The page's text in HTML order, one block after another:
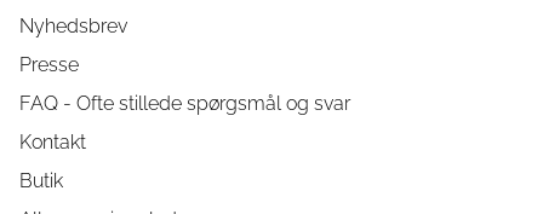
Nyhedsbrev
Presse
FAQ - Ofte stillede spørgsmål og svar
Kontakt
Butik